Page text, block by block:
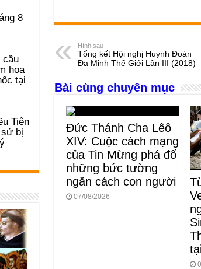
c
e
b
o
o
k
ss
n
g
er
at
A
p
p
e
d
s
Hình sau
Tổng kết Hội nghị Huynh Đoàn
Đa Minh Thế Giới Lần III (2018)
Bài cùng chuyên mục
Đức Thánh Cha Lêô
XIV: Cuộc cách mạng
của Tin Mừng phá đổ
những bức tường
ngăn cách con người
07/08/2026
8
cầu
họa
tại
Tiên
bị